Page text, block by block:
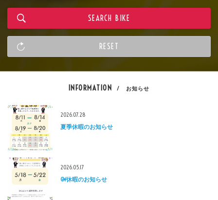
INFORMATION / お知らせ
2026.07.28
夏季休暇のお知らせ
2026.05.17
GW休暇のお知らせ